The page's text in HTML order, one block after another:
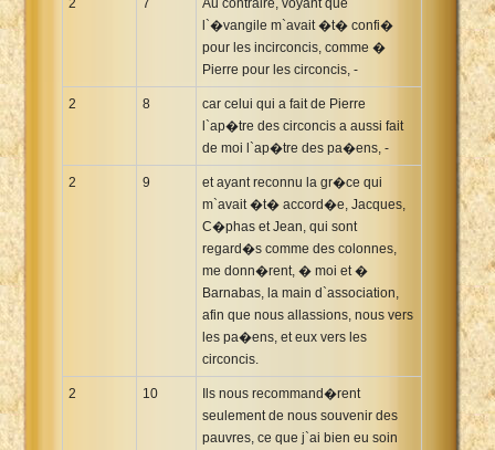
l`�vangile m`avait �t� confi�
pour les incirconcis, comme �
Pierre pour les circoncis, -
2 8
car celui qui a fait de Pierre
l`ap�tre des circoncis a aussi fait
de moi l`ap�tre des pa�ens, -
2 9
et ayant reconnu la gr�ce qui
m`avait �t� accord�e, Jacques,
C�phas et Jean, qui sont
regard�s comme des colonnes,
me donn�rent, � moi et �
Barnabas, la main d`association,
afin que nous allassions, nous vers
les pa�ens, et eux vers les
circoncis.
2 10
Ils nous recommand�rent
seulement de nous souvenir des
pauvres, ce que j`ai bien eu soin